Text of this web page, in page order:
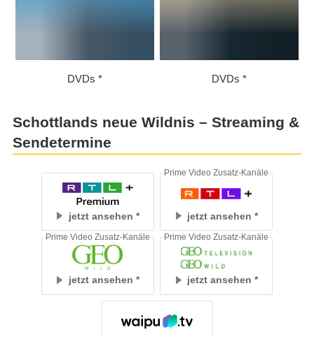
DVDs DVDs
Schottlands neue Wildnis – Streaming &
Sendetermine
jetzt ansehen jetzt ansehen
Prime Video Zusatz-Kanäle
jetzt ansehen
Prime Video Zusatz-Kanäle
jetzt ansehen
Prime Video Zusatz-Kanäle